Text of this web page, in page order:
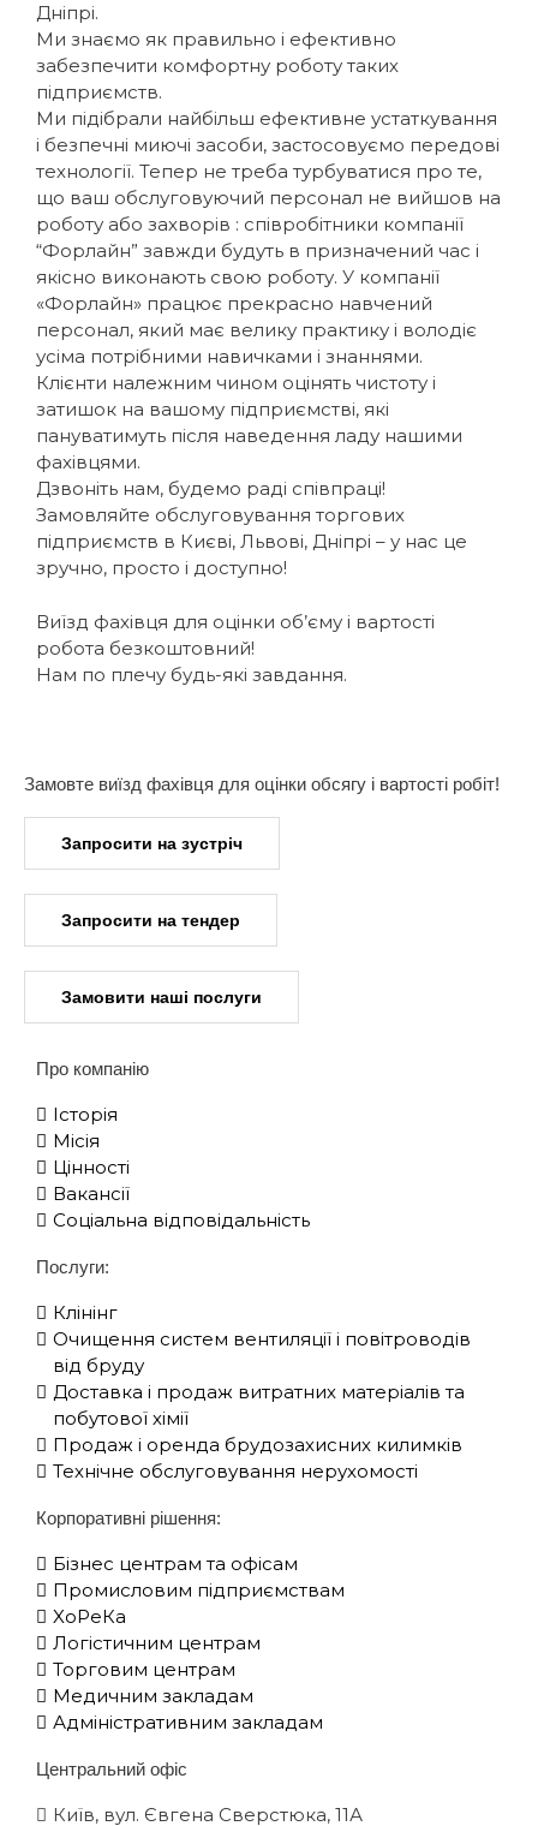
Дніпрі.
Ми знаємо як правильно і ефективно
забезпечити комфортну роботу таких
підприємств.
Ми підібрали найбільш ефективне устаткування
і безпечні миючі засоби, застосовуємо передові
технології. Тепер не треба турбуватися про те,
що ваш обслуговуючий персонал не вийшов на
роботу або захворів : співробітники компанії
“Форлайн” завжди будуть в призначений час і
якісно виконають свою роботу. У компанії
«Форлайн» працює прекрасно навчений
персонал, який має велику практику і володіє
усіма потрібними навичками і знаннями.
Клієнти належним чином оцінять чистоту і
затишок на вашому підприємстві, які
пануватимуть після наведення ладу нашими
фахівцями.
Дзвоніть нам, будемо раді співпраці!
Замовляйте обслуговування торгових
підприємств в Києві, Львові, Дніпрі – у нас це
зручно, просто і доступно!
Виїзд фахівця для оцінки об’єму і вартості
робота безкоштовний!
Нам по плечу будь-які завдання.
Замовте виїзд фахівця для оцінки обсягу і вартості робіт!
Запросити на зустріч
Запросити на тендер
Замовити наші послуги
Про компанію
Історія
Місія
Цінності
Вакансії
Соціальна відповідальність
Послуги:
Клінінг
Очищення систем вентиляції і повітроводів
від бруду
Доставка і продаж витратних матеріалів та
побутової хімії
Продаж і оренда брудозахисних килимків
Технічне обслуговування нерухомості
Корпоративні рішення:
Бізнес центрам та офісам
Промисловим підприємствам
XоРеКа
Логістичним центрам
Торговим центрам
Медичним закладам
Адміністративним закладам
Центральний офіс
Київ, вул. Євгена Сверстюка, 11А